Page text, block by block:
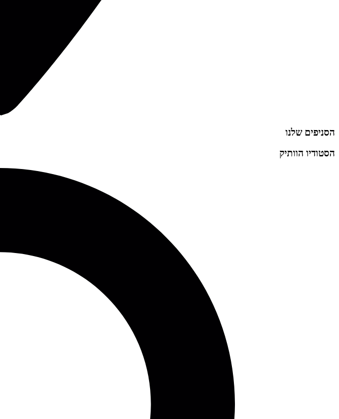
הסניפים שלנו
הסטודיו הוותיק